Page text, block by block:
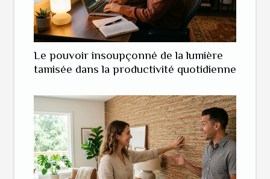
Le pouvoir insoupçonné de la lumière
tamisée dans la productivité quotidienne